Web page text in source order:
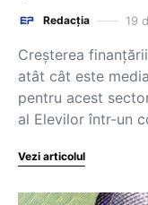
Redacția 19
Creșterea
atât cât este
pentru acest
al Elevilor într-un
Vezi articolul